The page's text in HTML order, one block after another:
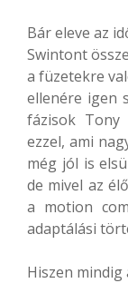
Bár eleve az
Swintont
a füzetekre
ellenére igen
fázisok
ezzel, ami
még jól is
de mivel az
a motion
adaptálási
Hiszen mindig